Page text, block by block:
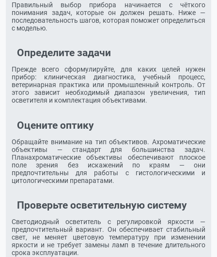
Правильный выбор прибора начинается с чёткого
понимания задач, которые он должен решать. Ниже —
последовательность шагов, которая поможет определиться
с моделью.
Определите задачи
Прежде всего сформулируйте, для каких целей нужен
прибор: клиническая диагностика, учебный процесс,
ветеринарная практика или промышленный контроль. От
этого зависит необходимый диапазон увеличения, тип
осветителя и комплектация объективами.
Оцените оптику
Обращайте внимание на тип объективов. Ахроматические
объективы — стандарт для большинства задач.
Планахроматические объективы обеспечивают плоское
поле зрения без искажений по краям — они
предпочтительны для работы с гистологическими и
цитологическими препаратами.
Проверьте осветительную систему
Светодиодный осветитель с регулировкой яркости —
предпочтительный вариант. Он обеспечивает стабильный
свет, не меняет цветовую температуру при изменении
яркости и не требует замены ламп в течение длительного
срока эксплуатации.